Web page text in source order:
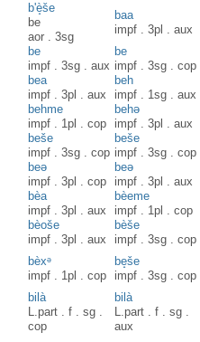
b'è̝še
be
aor .3sg
baa
impf .3pl .aux
be
impf .3sg .aux
be
impf .3sg .cop
bea
impf .3pl .aux
beh
impf . 1sg .aux
behme
impf . 1pl .cop
behə
impf .3pl .aux
beše
impf .3sg .cop
beše
impf .3sg .cop
beə
impf .3pl .cop
beə
impf .3pl .aux
bèa
impf .3pl .aux
bèeme
impf . 1pl .cop
bèoše
impf .3pl .aux
bèše
impf .3sg .cop
bèxᵊ
impf . 1pl .cop
be̝še
impf .3sg .cop
bilà
L.part .f .sg .
cop
bilà
L.part .f .sg .
aux